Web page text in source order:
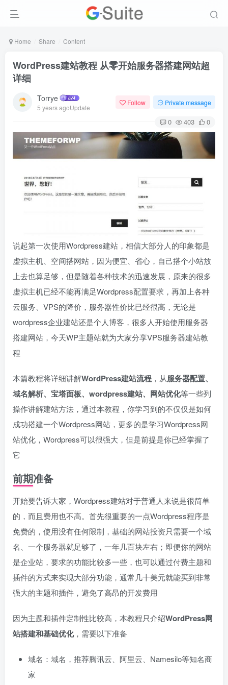
Home Share Content
WordPress建站教程 从零开始服务器搭建网站超
详细
Torrye
5 years agoUpdate
Follow Private message
0 403 0
说起第一次使用Wordpress建站，相信大部分人的印象都是
虚拟主机、空间搭网站，因为便宜、省心，自己搭个小站放
上去也算足够，但是随着各种技术的迅速发展，原来的很多
虚拟主机已经不能再满足Wordpress配置要求，再加上各种
云服务、VPS的降价，服务器性价比已经很高，无论是
wordpress企业建站还是个人博客，很多人开始使用服务器
搭建网站，今天WP主题站就为大家分享VPS服务器建站教
程
本篇教程将详细讲解WordPress建站流程 ，从服务器配置、
域名解析、宝塔面板、wordpress建站、网站优化等一些列
操作讲解建站方法，通过本教程，你学习到的不仅仅是如何
成功搭建一个Wordpress网站，更多的是学习Wordpress网
站优化，Wordpress可以很强大，但是前提是你已经掌握了
它
前期准备
开始要告诉大家，Wordpress建站对于普通人来说是很简单
的，而且费用也不高。首先很重要的一点Wordpress程序是
免费的，使用没有任何限制，基础的网站投资只需要一个域
名、一个服务器就足够了，一年几百块左右；即便你的网站
是企业站，要求的功能比较多一些，也可以通过付费主题和
插件的方式来实现大部分功能，通常几十美元就能买到非常
强大的主题和插件，避免了高昂的开发费用
因为主题和插件定制性比较高，本教程只介绍WordPress网
站搭建和基础优化，需要以下准备
域名：域名，推荐腾讯云、阿里云、Namesilo等知名商
家